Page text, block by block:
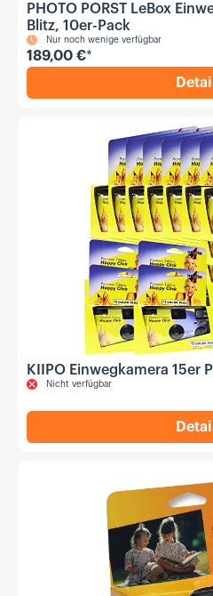
PHOTO PORST LeBox
Blitz, 10er-Pack
Nur noch wenige verfügbar
189,00 €*
,
KIIPO Einwegkamera 15er
Nicht verfügbar